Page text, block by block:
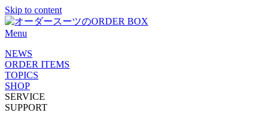
Skip to content
Menu
NEWS
ORDER ITEMS
TOPICS
SHOP
SERVICE
SUPPORT